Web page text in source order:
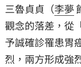
三魯貞貞（李夢
觀念的落差，從
予誠確診罹患胃
烈，兩方形成強